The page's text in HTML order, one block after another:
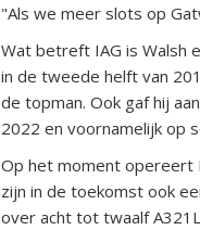
"Als we meer slots op
Wat betreft IAG is Walsh
in de tweede helft van
de topman. Ook gaf hij
2022 en voornamelijk op
Op het moment opereert
zijn in de toekomst ook
over acht tot twaalf